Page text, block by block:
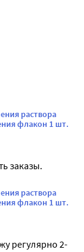
раствора
флакон 1 шт.
заказы.
раствора
флакон 1 шт.
регулярно 2-